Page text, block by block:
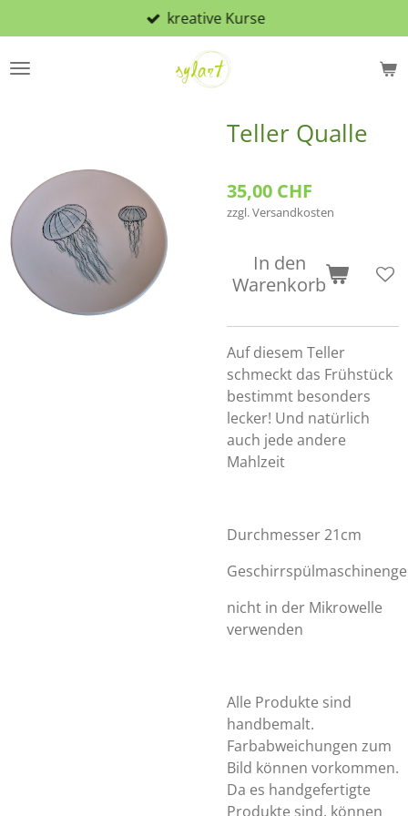
Hauptinhalt
springen
kreative Kurse
Teller Qualle
35,00 CHF
zzgl. Versandkosten
In den
Warenkorb
Auf diesem Teller
schmeckt das Frühstück
bestimmt besonders
lecker! Und natürlich
auch jede andere
Mahlzeit
Durchmesser 21cm
nicht in der Mikrowelle
verwenden
Alle Produkte sind
handbemalt.
Farbabweichungen zum
Bild können vorkommen.
Da es handgefertigte
Produkte sind, können